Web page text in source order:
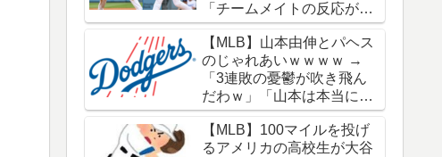
「チームメイトの反応が凄
さを物語ってるな」「ワー
ルドシリーズで延長18回ま
でいった試合も凄かった」
【MLB】山本由伸とパヘス
のじゃれあいｗｗｗｗ →
「3連敗の憂鬱が吹き飛ん
だわｗ」「山本は本当にオ
シャレだな」
【MLB】100マイルを投げ
るアメリカの高校生が大谷